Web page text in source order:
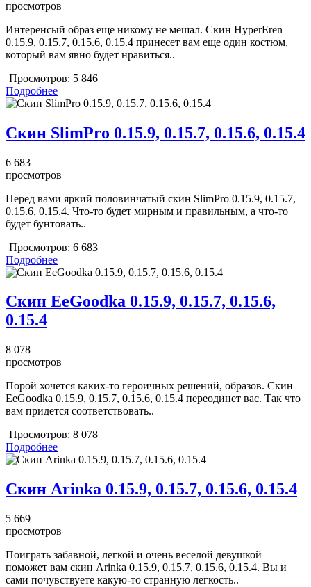
просмотров
Интеренсый образ еще никому не мешал. Скин HyperEren
0.15.9, 0.15.7, 0.15.6, 0.15.4 принесет вам еще один костюм,
который вам явно будет нравиться..
Просмотров: 5 846
Подробнее
Скин SlimPro 0.15.9, 0.15.7, 0.15.6, 0.15.4
6 683
просмотров
Перед вами яркий половинчатый скин SlimPro 0.15.9, 0.15.7,
0.15.6, 0.15.4. Что-то будет мирным и правильным, а что-то
будет бунтовать..
Просмотров: 6 683
Подробнее
Скин EeGoodka 0.15.9, 0.15.7, 0.15.6,
0.15.4
8 078
просмотров
Порой хочется каких-то героичных решений, образов. Скин
EeGoodka 0.15.9, 0.15.7, 0.15.6, 0.15.4 переодинет вас. Так что
вам придется соответствовать..
Просмотров: 8 078
Подробнее
Скин Arinka 0.15.9, 0.15.7, 0.15.6, 0.15.4
5 669
просмотров
Поиграть забавной, легкой и очень веселой девушкой
поможет вам скин Arinka 0.15.9, 0.15.7, 0.15.6, 0.15.4. Вы и
сами почувствуете какую-то странную легкость..